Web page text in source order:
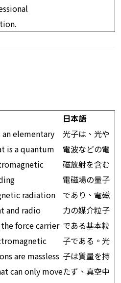
日本語
elementary
is a quantum
radiation
and radio
force carrier
are massless
can only move
光子は、光や
電波などの電
磁放射を含む
電磁場の量子
であり、電磁
力の媒介粒子
である基本粒
子である。光
子は質量を持
たず、真空中